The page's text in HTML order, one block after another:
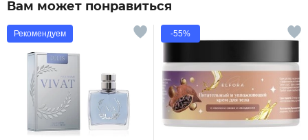
Вам может понравиться
Рекомендуем -55%